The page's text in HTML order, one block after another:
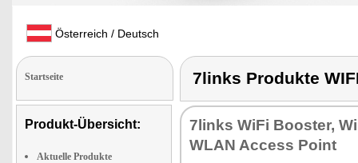
Österreich / Deutsch
Startseite
Produkt-Übersicht:
Aktuelle Produkte
7links Produkte
7links WiFi Booster,
WLAN Access Point